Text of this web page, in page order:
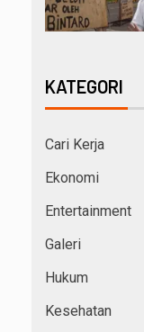
KATEGORI
Cari Kerja
Ekonomi
Entertainment
Galeri
Hukum
Kesehatan